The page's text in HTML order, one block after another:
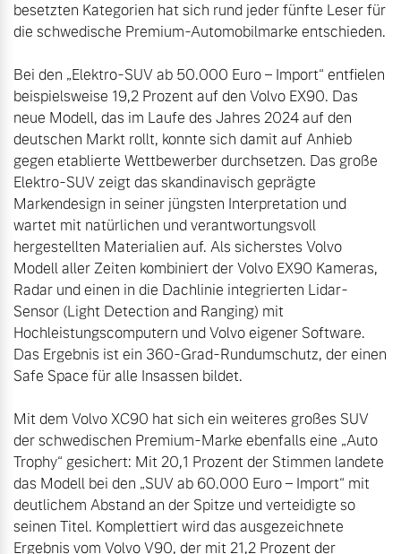
besetzten Kategorien hat sich rund jeder fünfte Leser für
die schwedische Premium-Automobilmarke entschieden.
Bei den „Elektro-SUV ab 50.000 Euro – Import“ entfielen
beispielsweise 19,2 Prozent auf den Volvo EX90. Das
neue Modell, das im Laufe des Jahres 2024 auf den
deutschen Markt rollt, konnte sich damit auf Anhieb
gegen etablierte Wettbewerber durchsetzen. Das große
Elektro-SUV zeigt das skandinavisch geprägte
Markendesign in seiner jüngsten Interpretation und
wartet mit natürlichen und verantwortungsvoll
hergestellten Materialien auf. Als sicherstes Volvo
Modell aller Zeiten kombiniert der Volvo EX90 Kameras,
Radar und einen in die Dachlinie integrierten Lidar-
Sensor (Light Detection and Ranging) mit
Hochleistungscomputern und Volvo eigener Software.
Das Ergebnis ist ein 360-Grad-Rundumschutz, der einen
Safe Space für alle Insassen bildet.
Mit dem Volvo XC90 hat sich ein weiteres großes SUV
der schwedischen Premium-Marke ebenfalls eine „Auto
Trophy“ gesichert: Mit 20,1 Prozent der Stimmen landete
das Modell bei den „SUV ab 60.000 Euro – Import“ mit
deutlichem Abstand an der Spitze und verteidigte so
seinen Titel. Komplettiert wird das ausgezeichnete
Ergebnis vom Volvo V90, der mit 21,2 Prozent der